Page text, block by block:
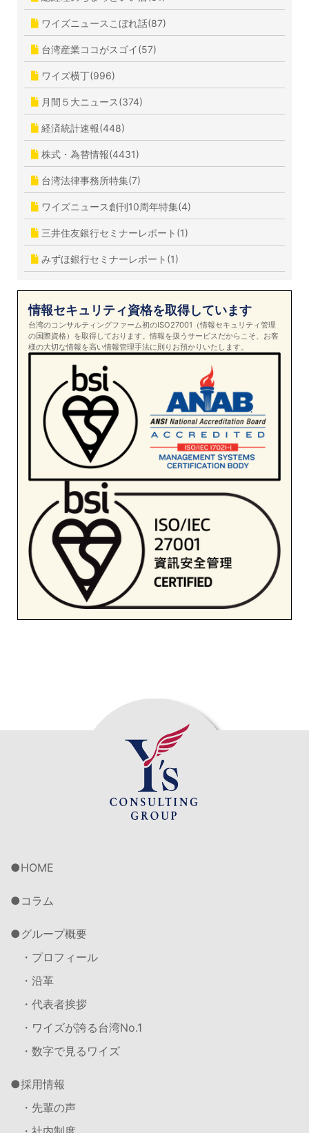
ワイズニュースこぼれ話(87)
台湾産業ココがスゴイ(57)
ワイズ横丁(996)
月間５大ニュース(374)
経済統計速報(448)
株式・為替情報(4431)
台湾法律事務所特集(7)
ワイズニュース創刊10周年特集(4)
三井住友銀行セミナーレポート(1)
みずほ銀行セミナーレポート(1)
情報セキュリティ資格を取得しています
台湾のコンサルティングファーム初のISO27001（情報セキュリティ管理
の国際資格）を取得しております。情報を扱うサービスだからこそ、お客
様の大切な情報を高い情報管理手法に則りお預かりいたします。
HOME
コラム
グループ概要
・プロフィール
・沿革
・代表者挨拶
・ワイズが誇る台湾No.1
・数字で見るワイズ
採用情報
・先輩の声